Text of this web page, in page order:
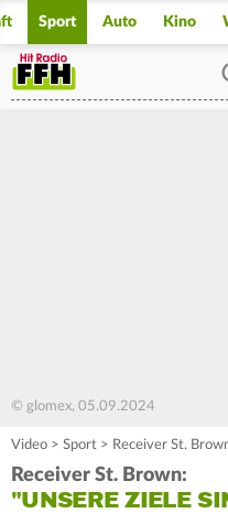
Sport Auto Kino
© glomex, 05.09.2024
Video > Sport > Receiver St.
Receiver St. Brown:
"UNSERE ZIELE